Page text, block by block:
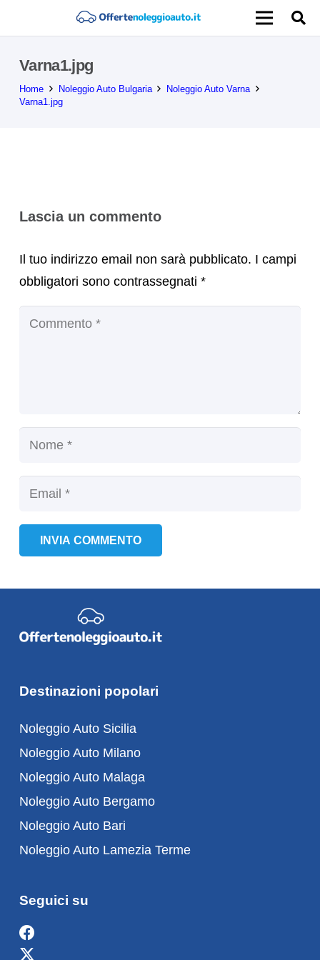
Varna1.jpg
Home Noleggio Auto Bulgaria
Noleggio Auto Varna
Varna1.jpg
Lascia un commento
Il tuo indirizzo email non sarà pubblicato. I campi
obbligatori sono contrassegnati *
INVIA COMMENTO
Destinazioni popolari
Noleggio Auto Sicilia
Noleggio Auto Milano
Noleggio Auto Malaga
Noleggio Auto Bergamo
Noleggio Auto Bari
Noleggio Auto Lamezia Terme
Seguici su